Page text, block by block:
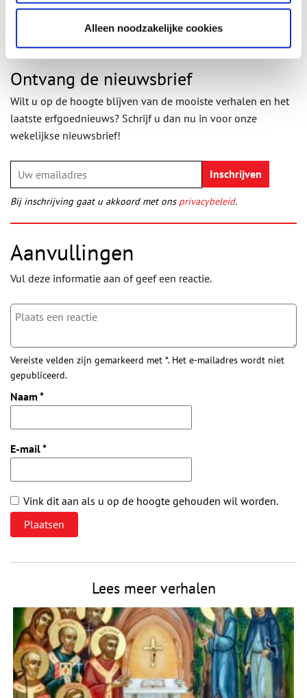
Alleen noodzakelijke cookies
Ontvang de nieuwsbrief
Wilt u op de hoogte blijven van de mooiste verhalen en het
laatste erfgoednieuws? Schrijf u dan nu in voor onze
wekelijkse nieuwsbrief!
Bij inschrijving gaat u akkoord met ons privacybeleid.
Aanvullingen
Vul deze informatie aan of geef een reactie.
Vereiste velden zijn gemarkeerd met *. Het e-mailadres wordt niet
gepubliceerd.
Naam *
E-mail*
Vink dit aan als u op de hoogte gehouden wil worden.
Lees meer verhalen